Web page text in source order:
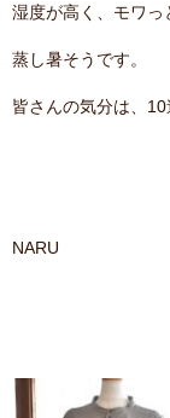
blog
contact
湿度が高く、モワっ
蒸し暑そうです。
皆さんの気分は、10
NARU